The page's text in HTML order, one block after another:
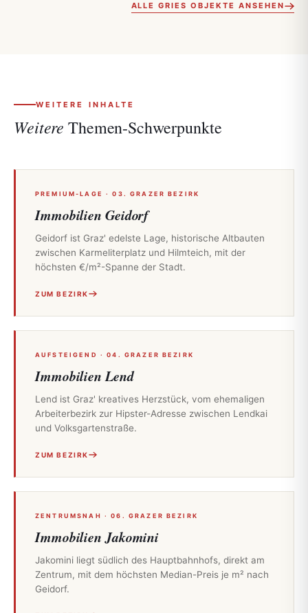
ALLE GRIES OBJEKTE ANSEHEN
WEITERE INHALTE
WeitereThemen-Schwerpunkte
PREMIUM-LAGE · 03. GRAZER BEZIRK
Immobilien Geidorf
Geidorf ist Graz' edelste Lage, historische Altbauten
zwischen Karmeliterplatz und Hilmteich, mit der
höchsten €/m²-Spanne der Stadt.
ZUM BEZIRK
AUFSTEIGEND · 04. GRAZER BEZIRK
Immobilien Lend
Lend ist Graz' kreatives Herzstück, vom ehemaligen
Arbeiterbezirk zur Hipster-Adresse zwischen Lendkai
und Volksgartenstraße.
ZUM BEZIRK
ZENTRUMSNAH · 06. GRAZER BEZIRK
Immobilien Jakomini
Jakomini liegt südlich des Hauptbahnhofs, direkt am
Zentrum, mit dem höchsten Median-Preis je m² nach
Geidorf.